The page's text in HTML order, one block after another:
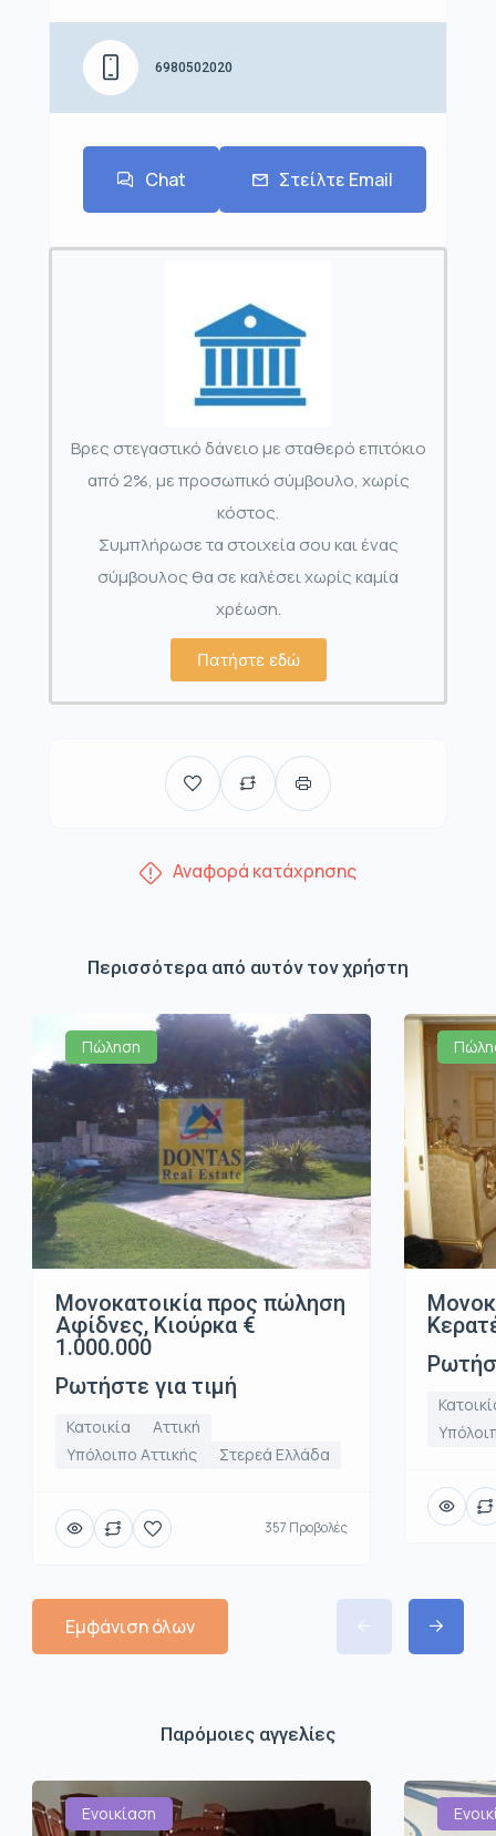
6980502020
Chat Στείλτε Email
Βρες στεγαστικό δάνειο με σταθερό επιτόκιο
από 2%, με προσωπικό σύμβουλο, χωρίς
κόστος.
Συμπλήρωσε τα στοιχεία σου και ένας
σύμβουλος θα σε καλέσει χωρίς καμία
χρέωση.
Πατήστε εδώ
Αναφορά κατάχρησης
Περισσότερα από αυτόν τον χρήστη
Πώληση
Μονοκατοικία προς πώληση
Αφίδνες, Κιούρκα €
1.000.000
Ρωτήστε για τιμή
Κατοικία
Αττική
Υπόλοιπο Αττικής
Στερεά Ελλάδα
357 Προβολές
Εμφάνιση όλων
Παρόμοιες αγγελίες
Ενοικίαση